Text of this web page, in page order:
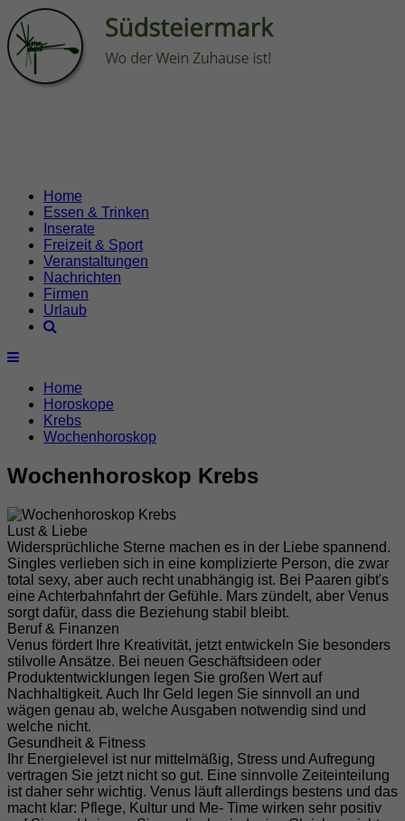
Home
Essen & Trinken
Inserate
Freizeit & Sport
Veranstaltungen
Nachrichten
Firmen
Urlaub
Home
Horoskope
Krebs
Wochenhoroskop
Wochenhoroskop Krebs
Lust & Liebe
Widersprüchliche Sterne machen es in der Liebe spannend.
Singles verlieben sich in eine komplizierte Person, die zwar
total sexy, aber auch recht unabhängig ist. Bei Paaren gibt's
eine Achterbahnfahrt der Gefühle. Mars zündelt, aber Venus
sorgt dafür, dass die Beziehung stabil bleibt.
Beruf & Finanzen
Venus fördert Ihre Kreativität, jetzt entwickeln Sie besonders
stilvolle Ansätze. Bei neuen Geschäftsideen oder
Produktentwicklungen legen Sie großen Wert auf
Nachhaltigkeit. Auch Ihr Geld legen Sie sinnvoll an und
wägen genau ab, welche Ausgaben notwendig sind und
welche nicht.
Gesundheit & Fitness
Ihr Energielevel ist nur mittelmäßig, Stress und Aufregung
vertragen Sie jetzt nicht so gut. Eine sinnvolle Zeiteinteilung
ist daher sehr wichtig. Venus läuft allerdings bestens und das
macht klar: Pflege, Kultur und Me- Time wirken sehr positiv